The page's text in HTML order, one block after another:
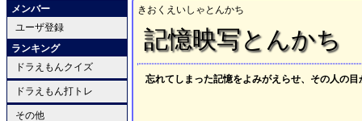
メンバー
ユーザ登録
ランキング
ドラえもんクイズ
ドラえもん打トレ
その他
きおくえいしゃとんかち
記憶映写とんかち
忘れてしまった記憶をよみがえらせ、その人の